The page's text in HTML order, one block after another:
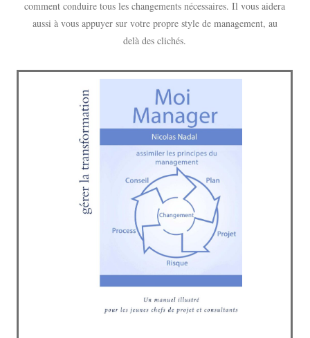
comment conduire tous les changements nécessaires. Il vous aidera
aussi à vous appuyer sur votre propre style de management, au
delà des clichés.